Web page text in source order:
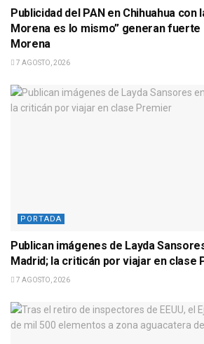
Publicidad del PAN en Chihuahua
Morena es lo mismo” generan
Morena
7 AGOSTO, 2026
PORTADA
Publican imágenes de Layda
Madrid; la criticán por viajar en clase
7 AGOSTO, 2026